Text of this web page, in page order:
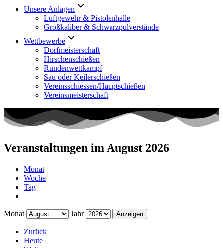
Unsere Anlagen
Luftgewehr & Pistolenhalle
Großkaliber & Schwarzpulverstände
Wettbewerbe
Dorfmeisterschaft
Hirschenschießen
Rundenwettkampf
Sau oder Keilerschießen
Vereinsschiessen/Hauptschießen
Vereinsmeisterschaft
Veranstaltungen im August 2026
Monat
Woche
Tag
Monat Jahr
Zurück
Heute